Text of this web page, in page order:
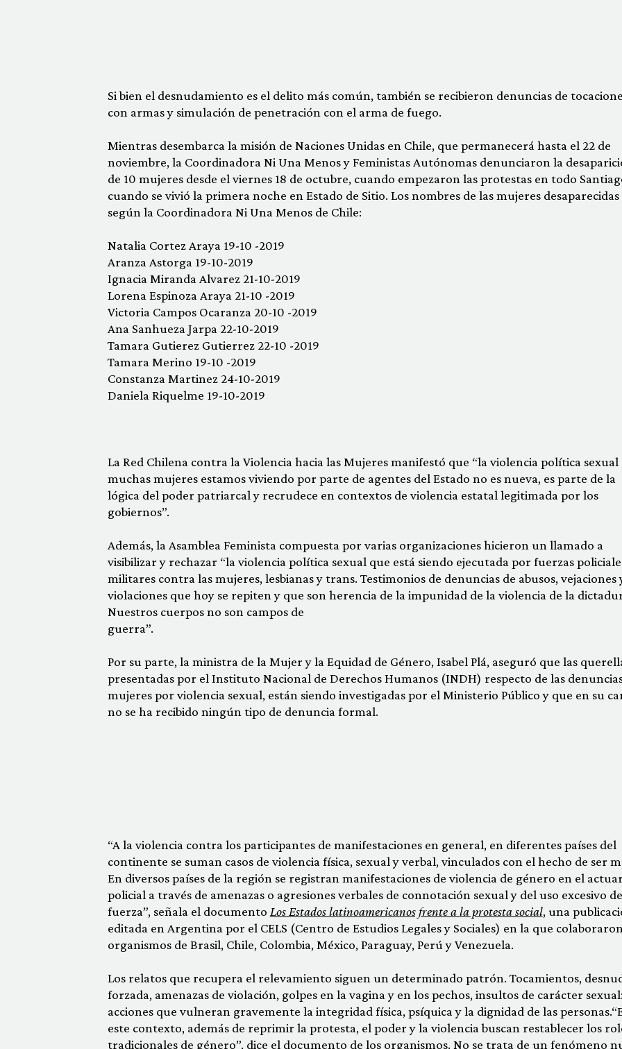
Si bien el desnudamiento es el delito más común, también se recibieron denuncias de
con armas y simulación de penetración con el arma de fuego.
Mientras desembarca la misión de Naciones Unidas en Chile, que permanecerá hasta el 22 de
noviembre, la Coordinadora Ni Una Menos y Feministas Autónomas denunciaron la
de 10 mujeres desde el viernes 18 de octubre, cuando empezaron las protestas en todo
cuando se vivió la primera noche en Estado de Sitio. Los nombres de las mujeres desaparecidas
según la Coordinadora Ni Una Menos de Chile:
Natalia Cortez Araya 19-10 -2019
Aranza Astorga 19-10-2019
Ignacia Miranda Alvarez 21-10-2019
Lorena Espinoza Araya 21-10 -2019
Victoria Campos Ocaranza 20-10 -2019
Ana Sanhueza Jarpa 22-10-2019
Tamara Gutierez Gutierrez 22-10 -2019
Tamara Merino 19-10 -2019
Constanza Martinez 24-10-2019
Daniela Riquelme 19-10-2019
La Red Chilena contra la Violencia hacia las Mujeres manifestó que “la violencia política sexual
muchas mujeres estamos viviendo por parte de agentes del Estado no es nueva, es parte de la
lógica del poder patriarcal y recrudece en contextos de violencia estatal legitimada por los
gobiernos”.
Además, la Asamblea Feminista compuesta por varias organizaciones hicieron un llamado a
visibilizar y rechazar “la violencia política sexual que está siendo ejecutada por fuerzas
militares contra las mujeres, lesbianas y trans. Testimonios de denuncias de abusos, vejaciones
violaciones que hoy se repiten y que son herencia de la impunidad de la violencia de la
Nuestros cuerpos no son campos de
guerra”.
Por su parte, la ministra de la Mujer y la Equidad de Género, Isabel Plá, aseguró que las
presentadas por el Instituto Nacional de Derechos Humanos (INDH) respecto de las
mujeres por violencia sexual, están siendo investigadas por el Ministerio Público y que en su
no se ha recibido ningún tipo de denuncia formal.
“A la violencia contra los participantes de manifestaciones en general, en diferentes países del
continente se suman casos de violencia física, sexual y verbal, vinculados con el hecho de ser
En diversos países de la región se registran manifestaciones de violencia de género en el
policial a través de amenazas o agresiones verbales de connotación sexual y del uso excesivo
fuerza”, señala el documento Los Estados latinoamericanos frente a la protesta social, una
editada en Argentina por el CELS (Centro de Estudios Legales y Sociales) en la que
organismos de Brasil, Chile, Colombia, México, Paraguay, Perú y Venezuela.
Los relatos que recupera el relevamiento siguen un determinado patrón. Tocamientos,
forzada, amenazas de violación, golpes en la vagina y en los pechos, insultos de carácter
acciones que vulneran gravemente la integridad física, psíquica y la dignidad de las
este contexto, además de reprimir la protesta, el poder y la violencia buscan restablecer los
tradicionales de género”, dice el documento de los organismos. No se trata de un fenómeno